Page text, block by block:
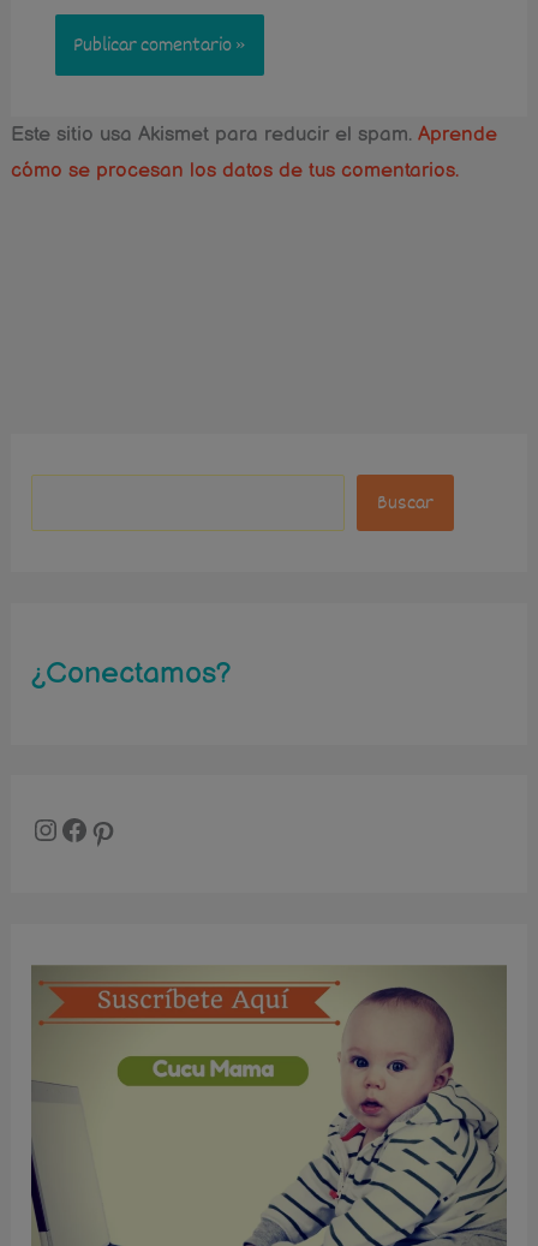
Este sitio usa Akismet para reducir el spam.Aprende
cómo se procesan los datos de tus comentarios.
s
Buscar
¿Conectamos?